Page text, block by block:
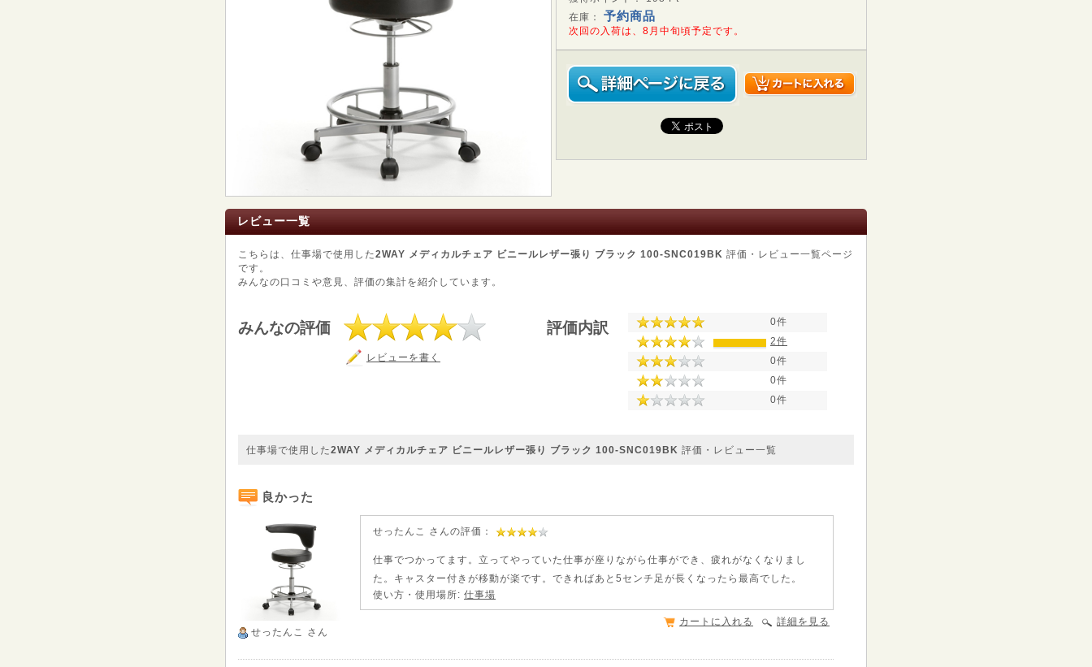
在庫： 予約商品
次回の入荷は、8月中旬頃予定です。
レビュー一覧
こちらは、仕事場で使用した2WAY メディカルチェア ビニールレザー張り ブラック 100-SNC019BK 評価・レビュー一覧ページ
です。
みんなの口コミや意見、評価の集計を紹介しています。
みんなの評価
レビューを書く
評価内訳
0件
2件
0件
0件
0件
仕事場で使用した2WAY メディカルチェア ビニールレザー張り ブラック 100-SNC019BK 評価・レビュー一覧
良かった
せったんこ さん
せったんこ さんの評価：
仕事でつかってます。立ってやっていた仕事が座りながら仕事ができ、疲れがなくなりまし
た。キャスター付きが移動が楽です。できればあと5センチ足が長くなったら最高でした。
使い方・使用場所: 仕事場
詳細を見る
カートに入れる